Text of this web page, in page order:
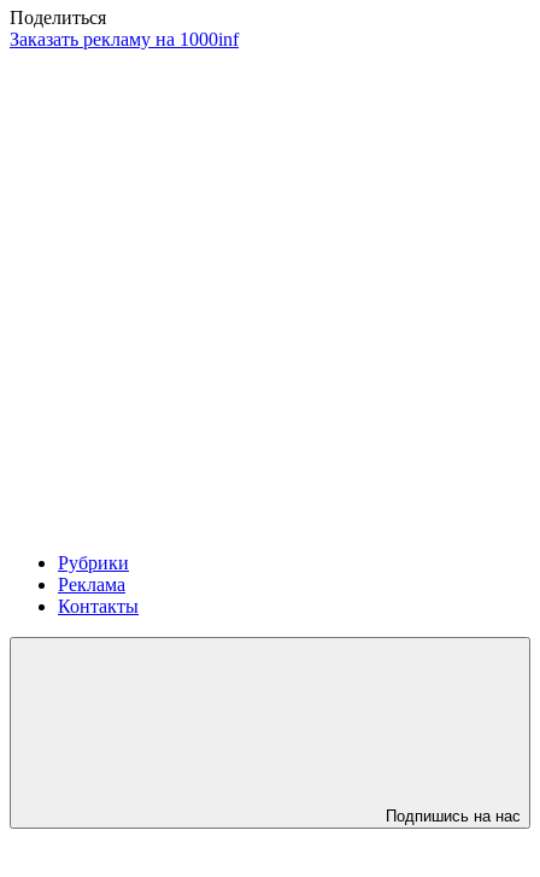
Поделиться
Заказать рекламу на 1000inf
Рубрики
Реклама
Контакты
Подпишись на нас